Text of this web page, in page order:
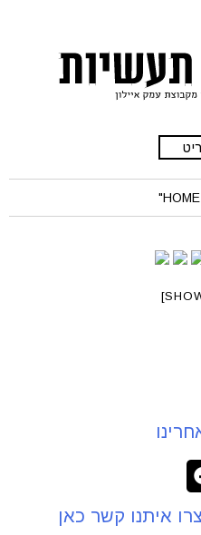
HOME
איתנו קשר כאן